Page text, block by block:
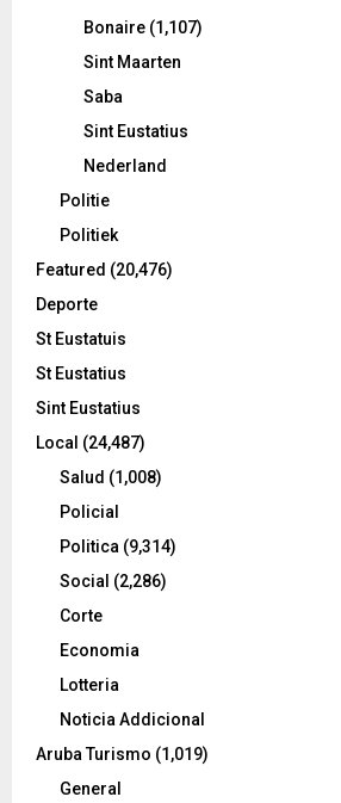
Bonaire (1,107)
Sint Maarten
Saba
Sint Eustatius
Nederland
Politie
Politiek
Featured (20,476)
Deporte
St Eustatuis
St Eustatius
Sint Eustatius
Local (24,487)
Salud (1,008)
Policial
Politica (9,314)
Social (2,286)
Corte
Economia
Lotteria
Noticia Addicional
Aruba Turismo (1,019)
General